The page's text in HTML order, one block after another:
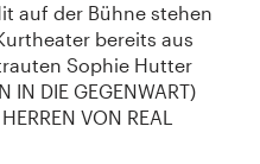
auf der Bühne stehen
bereits aus
Sophie Hutter
IN DIE GEGENWART)
VON REAL